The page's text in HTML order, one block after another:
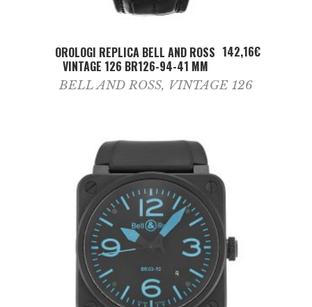
ADD TO CART
OROLOGI REPLICA BELL AND ROSS
VINTAGE 126 BR126-94-41 MM
142,16€
BELL AND ROSS, VINTAGE 126